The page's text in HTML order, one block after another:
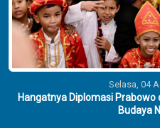
Selasa, 04
Hangatnya Diplomasi
Budaya